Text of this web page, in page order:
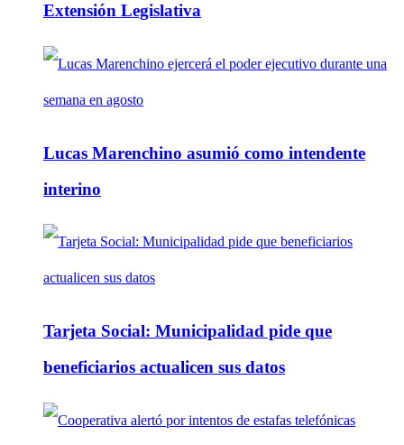
Extensión Legislativa
Lucas Marenchino asumió como intendente
interino
Tarjeta Social: Municipalidad pide que
beneficiarios actualicen sus datos